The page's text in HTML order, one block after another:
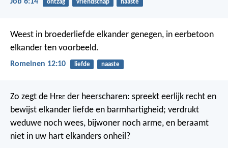
Job 6:14 ontzag vriendschap naaste
Weest in broederliefde elkander genegen, in eerbetoon
elkander ten voorbeeld.
Romeinen 12:10 liefde naaste
Zo zegt de Here der heerscharen: spreekt eerlijk recht en
bewijst elkander liefde en barmhartigheid; verdrukt
weduwe noch wees, bijwoner noch arme, en beraamt
niet in uw hart elkanders onheil?